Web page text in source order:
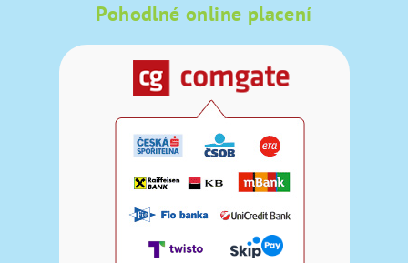
Pohodlné online placení